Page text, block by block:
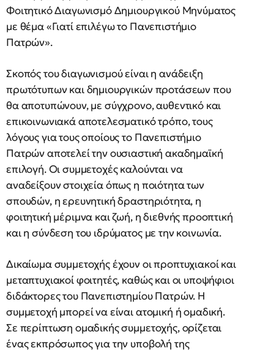
Φοιτητικό Διαγωνισμό Δημιουργικού Μηνύματος
με θέμα «Γιατί επιλέγω το Πανεπιστήμιο
Πατρών».
Σκοπός του διαγωνισμού είναι η ανάδειξη
πρωτότυπων και δημιουργικών προτάσεων που
θα αποτυπώνουν, με σύγχρονο, αυθεντικό και
επικοινωνιακά αποτελεσματικό τρόπο, τους
λόγους για τους οποίους το Πανεπιστήμιο
Πατρών αποτελεί την ουσιαστική ακαδημαϊκή
επιλογή. Οι συμμετοχές καλούνται να
αναδείξουν στοιχεία όπως η ποιότητα των
σπουδών, η ερευνητική δραστηριότητα, η
φοιτητική μέριμνα και ζωή, η διεθνής προοπτική
και η σύνδεση του ιδρύματος με την κοινωνία.
Δικαίωμα συμμετοχής έχουν οι προπτυχιακοί και
μεταπτυχιακοί φοιτητές, καθώς και οι υποψήφιοι
διδάκτορες του Πανεπιστημίου Πατρών. Η
συμμετοχή μπορεί να είναι ατομική ή ομαδική.
Σε περίπτωση ομαδικής συμμετοχής, ορίζεται
ένας εκπρόσωπος για την υποβολή της